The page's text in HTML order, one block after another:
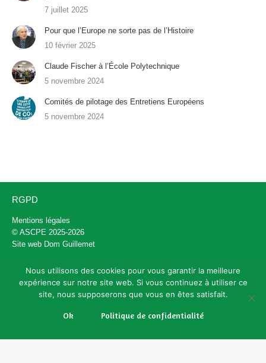
7 juillet 2025
Pour que l’Europe ne sorte pas de l’Histoire
10 février 2025
Claude Fischer à l’École Polytechnique
5 novembre 2024
Comités de pilotage des Entretiens Européens
5 novembre 2024
RGPD
Mentions légales
© ASCPE 2025-2026
Site web Dom Guillemet
Contact
contact@entretiens-europeens.org
Nous utilisons des cookies pour vous garantir la meilleure
expérience sur notre site web. Si vous continuez à utiliser ce
site, nous supposerons que vous en êtes satisfait.
Ok Politique de confidentialité